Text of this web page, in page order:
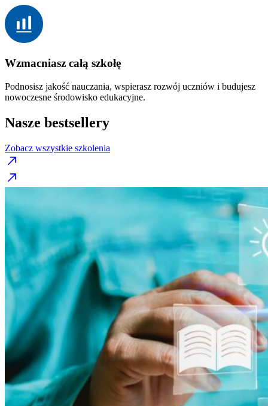
Wzmacniasz całą szkołę
Podnosisz jakość nauczania, wspierasz rozwój uczniów i budujesz
nowoczesne środowisko edukacyjne.
Nasze bestsellery
Zobacz wszystkie szkolenia